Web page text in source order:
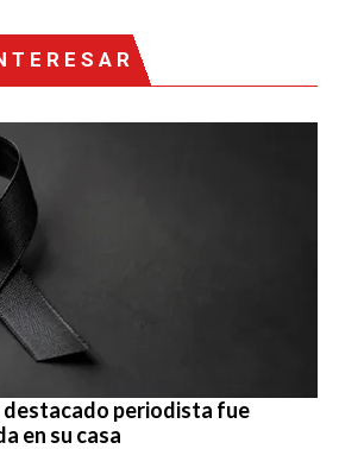
destacado periodista fue
en su casa